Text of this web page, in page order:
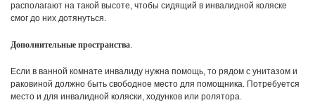
располагают на такой высоте, чтобы сидящий в инвалидной коляске
смог до них дотянуться.
Дополнительные пространства.
Если в ванной комнате инвалиду нужна помощь, то рядом с унитазом и
раковиной должно быть свободное место для помощника. Потребуется
место и для инвалидной коляски, ходунков или ролятора.